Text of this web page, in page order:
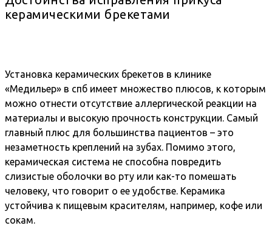
керамическими брекетами
Установка керамических брекетов в клинике
«Медильер» в спб имеет множество плюсов, к которым
можно отнести отсутствие аллергической реакции на
материалы и высокую прочность конструкции. Самый
главный плюс для большинства пациентов – это
незаметность креплений на зубах. Помимо этого,
керамическая система не способна повредить
слизистые оболочки во рту или как-то помешать
человеку, что говорит о ее удобстве. Керамика
устойчива к пищевым красителям, например, кофе или
сокам.